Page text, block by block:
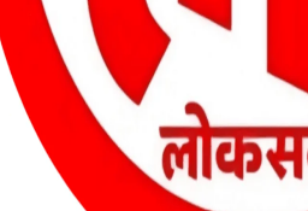
मिली बम की
खाली करवाए, बम
दिल्ली के 3 स्कूलों
धमकी मिली। इसके बाद